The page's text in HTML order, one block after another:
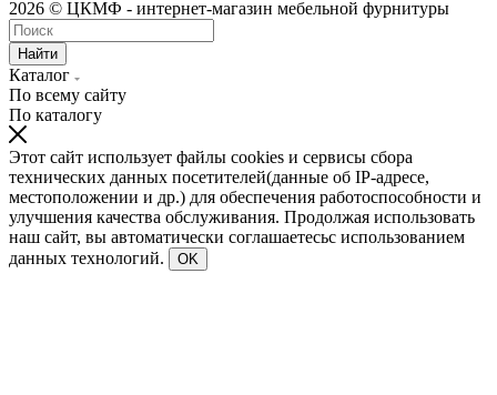
2026 © ЦКМФ - интернет-магазин мебельной фурнитуры
Найти
Каталог
По всему сайту
По каталогу
Этот сайт использует файлы cookies и сервисы сбора
технических данных посетителей(данные об IP-адресе,
местоположении и др.) для обеспечения работоспособности и
улучшения качества обслуживания. Продолжая использовать
наш сайт, вы автоматически соглашаетесьс использованием
данных технологий.
OK